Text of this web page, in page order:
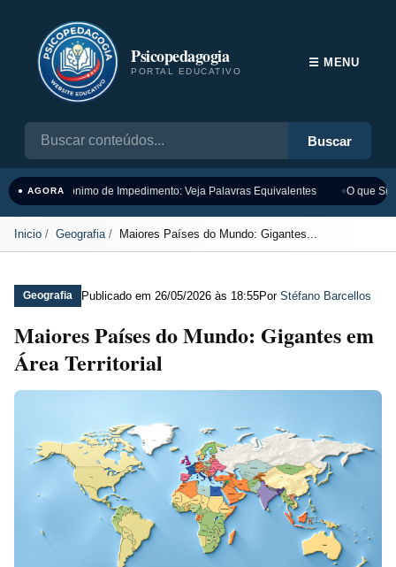
Psicopedagogia
PORTAL EDUCATIVO
Buscar
☰ MENU
● AGORASinônimo de Impedimento: Veja Palavras Equivalentes O que
Inicio Geografia Maiores Países do Mundo: Gigantes...
Geografia Publicado em 26/05/2026 às 18:55Por Stéfano Barcellos
Maiores Países do Mundo: Gigantes em
Área Territorial